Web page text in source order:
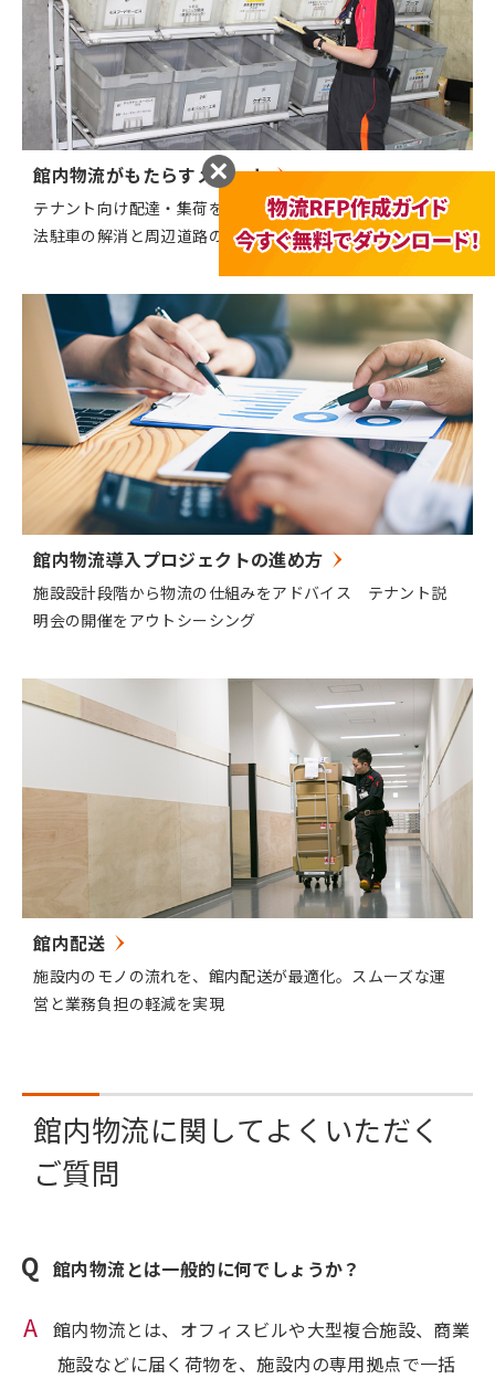
館内物流がもたらすメリット
テナント向け配達・集荷を迅速化 施設やビルの周りの違
法駐車の解消と周辺道路の混雑緩和を実現
館内物流導入プロジェクトの進め方
施設設計段階から物流の仕組みをアドバイス テナント説
明会の開催をアウトシーシング
館内配送
施設内のモノの流れを、館内配送が最適化。スムーズな運
営と業務負担の軽減を実現
館内物流に関してよくいただく
ご質問
館内物流とは一般的に何でしょうか？
館内物流とは、オフィスビルや大型複合施設、商業
施設などに届く荷物を、施設内の専用拠点で一括